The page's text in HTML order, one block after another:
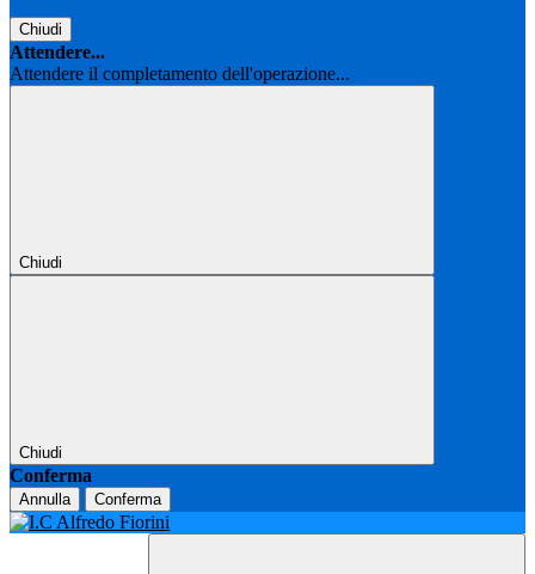
Chiudi
Attendere...
Attendere il completamento dell'operazione...
Chiudi
Chiudi
Conferma
Annulla Conferma